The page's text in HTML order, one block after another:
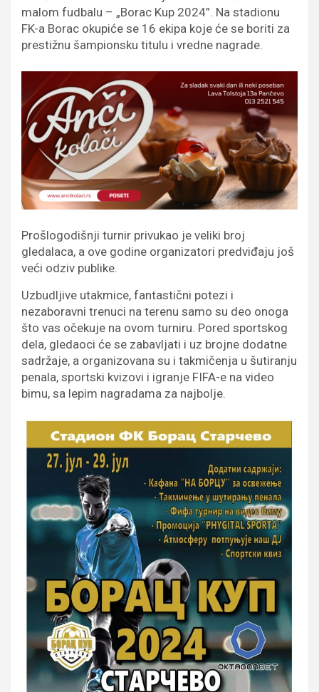
malom fudbalu – „Borac Kup 2024”. Na stadionu
FK-a Borac okupiće se 16 ekipa koje će se boriti za
prestižnu šampionsku titulu i vredne nagrade.
Prošlogodišnji turnir privukao je veliki broj
gledalaca, a ove godine organizatori predviđaju još
veći odziv publike.
Uzbudljive utakmice, fantastični potezi i
nezaboravni trenuci na terenu samo su deo onoga
što vas očekuje na ovom turniru. Pored sportskog
dela, gledaoci će se zabavljati i uz brojne dodatne
sadržaje, a organizovana su i takmičenja u šutiranju
penala, sportski kvizovi i igranje FIFA-e na video
bimu, sa lepim nagradama za najbolje.